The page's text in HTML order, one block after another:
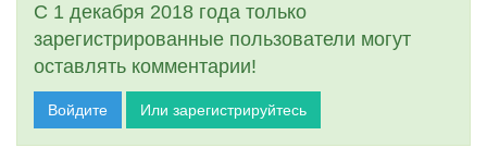
С 1 декабря 2018 года только
зарегистрированные пользователи могут
оставлять комментарии!
Войдите Или зарегистрируйтесь